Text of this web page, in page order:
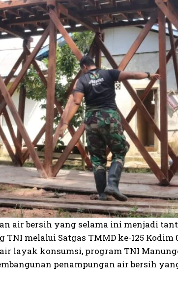
air bersih yang selama ini menjadi
TNI melalui Satgas TMMD ke-125
layak konsumsi, program TNI
penampungan air bersih